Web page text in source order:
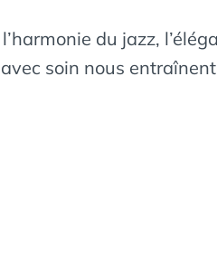
du jazz,
soin nous